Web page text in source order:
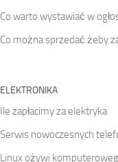
Co warto wystawiać w
Co można sprzedać żeby
ELEKTRONIKA
Ile zapłacimy za elektryka
Serwis nowoczesnych
Linux ożywi